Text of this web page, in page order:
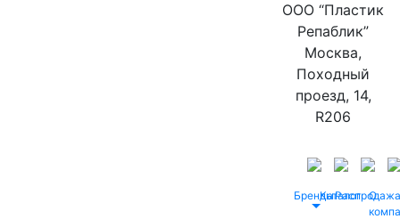
ООО “Пластик
Репаблик”
Москва,
Походный
проезд, 14,
R206
БрендыКаталог
Распродажа
О